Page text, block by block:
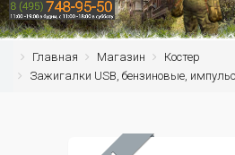
Главная Магазин
Костер
Зажигалки USB, бензиновые,